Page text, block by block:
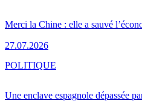
Merci la Chine : elle a sauvé
27.07.2026
Une enclave espagnole dépassée
POLITIQUE